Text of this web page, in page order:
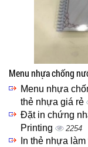
Menu nhựa chống
Menu nhựa
thẻ nhựa giá rẻ
Đặt in chứng
Printing
2254
In thẻ nhựa